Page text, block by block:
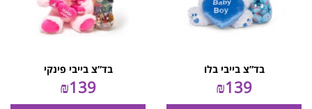
בד”צ בייבי בלו
₪139
בד”צ בייבי פינקי
₪139